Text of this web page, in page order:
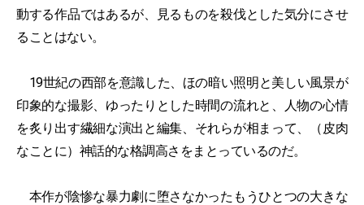
動する作品ではあるが、見るものを殺伐とした気分にさせ
ることはない。
19世紀の西部を意識した、ほの暗い照明と美しい風景が
印象的な撮影、ゆったりとした時間の流れと、人物の心情
を炙り出す繊細な演出と編集、それらが相まって、（皮肉
なことに）神話的な格調高さをまとっているのだ。
本作が陰惨な暴力劇に堕さなかったもうひとつの大きな